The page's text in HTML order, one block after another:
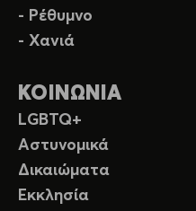
- Ρέθυμνο
- Χανιά
ΚΟΙΝΩΝΙΑ
LGBTQ+
Αστυνομικά
Δικαιώματα
Εκκλησία